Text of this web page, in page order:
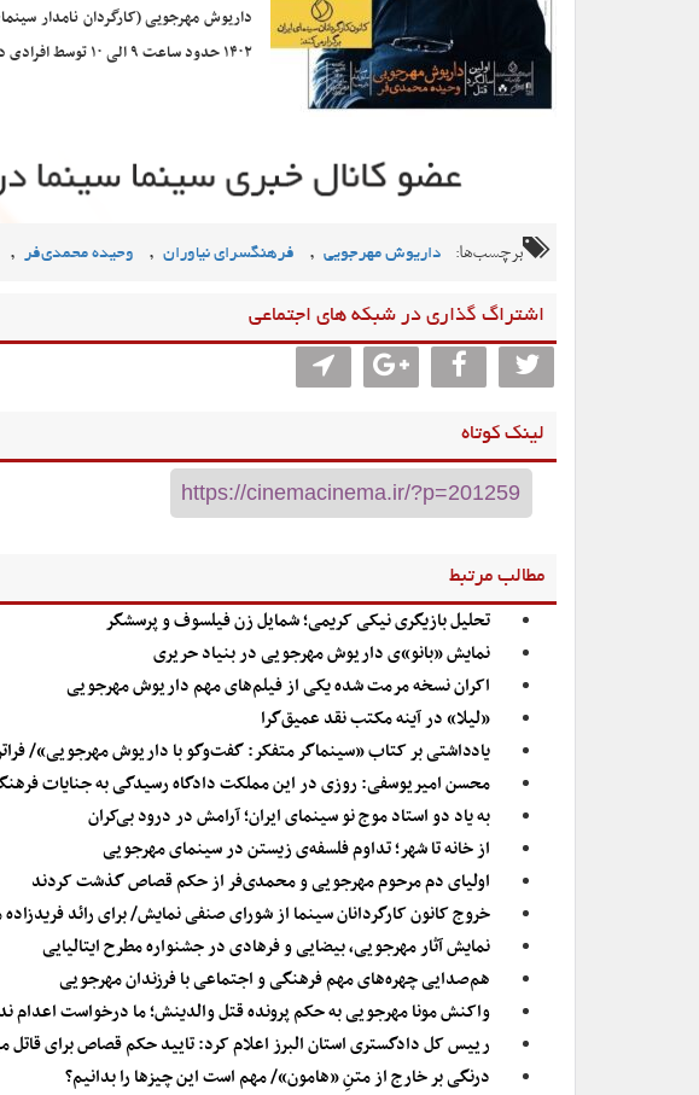
۱۴۰۲ حدود ساعت ۹ الی ۱۰ توسط افرادی در ویلای شخصی‌شان با ضربات متعدد چاقو به قتل رسیدند.
برچسب‌ها: داریوش مهرجویی , فرهنگسرای نیاوران , وحیده محمدی‌فر ,
اشتراگ گذاری در شبکه های اجتماعی
لینک کوتاه
مطالب مرتبط
تحلیل بازیگری نیکی کریمی؛ شمایل زن فیلسوف و پرسشگر
نمایش «بانو»ی داریوش مهرجویی در بنیاد حریری
اکران نسخه مرمت شده یکی از فیلم‌های مهم داریوش مهرجویی
«لیلا» در آینه مکتب نقد عمیق‌گرا
یادداشتی بر کتاب «سینماگر متفکر: گفت‌وگو با داریوش مهرجویی»/ فراتر
محسن امیریوسفی: روزی در این مملکت دادگاه رسیدگی به جنایات
به یاد دو استاد موج نو سینمای ایران؛ آرامش در درود بی‌کران
از خانه تا شهر؛ تداوم فلسفه‌ی زیستن در سینمای مهرجویی
اولیای دم مرحوم مهرجویی و محمدی‌فر از حکم قصاص گذشت کردند
خروج کانون کارگردانان سینما از شورای صنفی نمایش/ برای رائد
نمایش آثار مهرجویی، بیضایی و فرهادی در جشنواره مطرح ایتالیایی
هم‌صدایی چهره‌های مهم فرهنگی و اجتماعی با فرزندان مهرجویی
واکنش مونا مهرجویی به حکم پرونده قتل والدینش؛ ما درخواست اعدام
رییس کل دادگستری استان البرز اعلام کرد: تایید حکم قصاص برای
درنگی بر خارج از متنِ «هامون»/ مهم است این چیزها را بدانیم؟